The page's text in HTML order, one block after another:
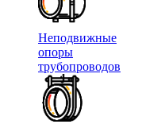
Неподвижные
опоры
трубопроводов